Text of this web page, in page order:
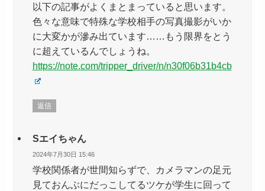
以下の記事がよくまとまっていると思います。
色々な意味で特殊な学校相手の写真撮影がいか
に大変かが滲み出ています……もう限界をとう
に超えているんでしょうね。
https://note.com/tripper_driver/n/n30f06b31b4cb
返信
Sエイちゃん
2024年7月30日 15:46
学校関係者が世間知らずで、カメラマンの足元
見ておんぶにだっこしてるツケが学生に回って